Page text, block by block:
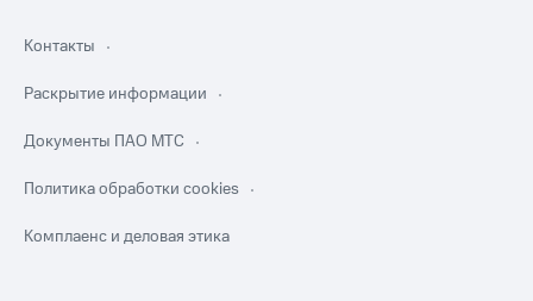
Контакты
Раскрытие информации
Документы ПАО МТС
Политика обработки cookies
Комплаенс и деловая этика